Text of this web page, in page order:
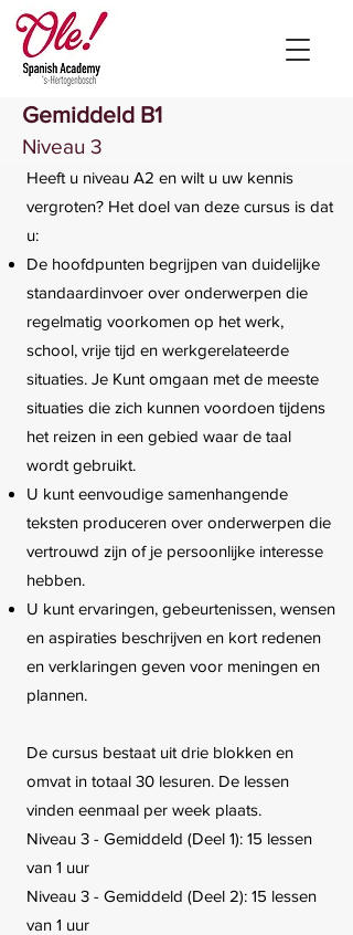
Heeft u niveau A2 en wilt u uw kennis
vergroten? Het doel van deze cursus is dat
u:
De hoofdpunten begrijpen van duidelijke
standaardinvoer over onderwerpen die
regelmatig voorkomen op het werk,
school, vrije tijd en werkgerelateerde
situaties. Je Kunt omgaan met de meeste
situaties die zich kunnen voordoen tijdens
het reizen in een gebied waar de taal
wordt gebruikt.
U kunt eenvoudige samenhangende
teksten produceren over onderwerpen die
vertrouwd zijn of je persoonlijke interesse
hebben.
U kunt ervaringen, gebeurtenissen, wensen
en aspiraties beschrijven en kort redenen
en verklaringen geven voor meningen en
plannen.
De cursus bestaat uit drie blokken en
omvat in totaal 30 lesuren. De lessen
vinden eenmaal per week plaats.
Niveau 3 - Gemiddeld (Deel 1): 15 lessen
van 1 uur
Niveau 3 - Gemiddeld (Deel 2): 15 lessen
van 1 uur
Gemiddeld B1
Niveau 3